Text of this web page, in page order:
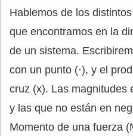
Hablemos de los
que encontramos en la
de un sistema.
con un punto (·), y el
cruz (x). Las magnitudes
y las que no están en
Momento de una fuerza